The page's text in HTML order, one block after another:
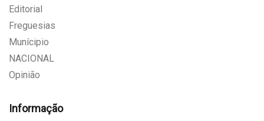
Editorial
Freguesias
Munícipio
NACIONAL
Opinião
Informação